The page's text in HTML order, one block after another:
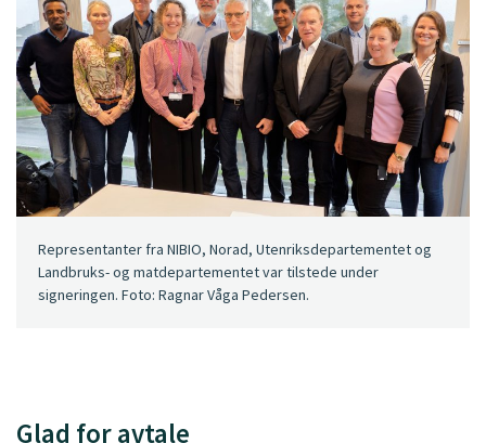
Representanter fra NIBIO, Norad, Utenriksdepartementet og
Landbruks- og matdepartementet var tilstede under
signeringen. Foto: Ragnar Våga Pedersen.
Glad for avtale